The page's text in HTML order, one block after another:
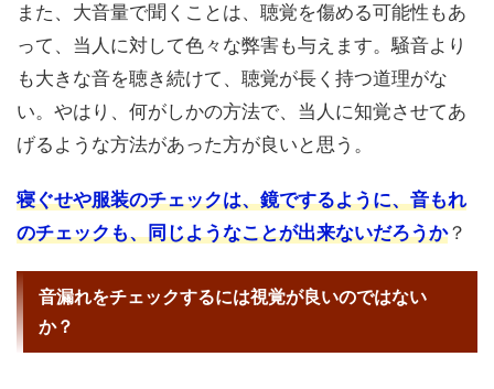
また、大音量で聞くことは、聴覚を傷める可能性もあ
って、当人に対して色々な弊害も与えます。騒音より
も大きな音を聴き続けて、聴覚が長く持つ道理がな
い。やはり、何がしかの方法で、当人に知覚させてあ
げるような方法があった方が良いと思う。
寝ぐせや服装のチェックは、鏡でするように、音もれ
のチェックも、同じようなことが出来ないだろうか？
音漏れをチェックするには視覚が良いのではない
か？